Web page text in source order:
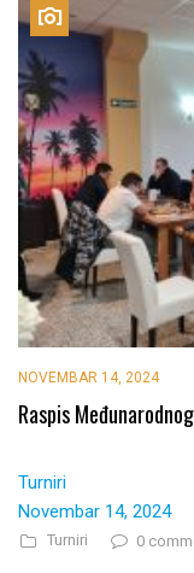
NOVEMBAR 14, 2024
Raspis
Turniri
Novembar 14, 2024
Turniri 0